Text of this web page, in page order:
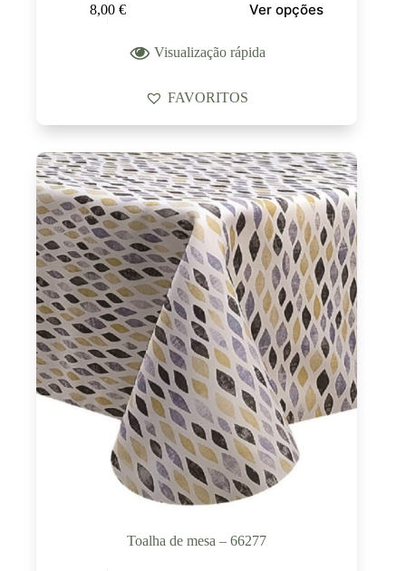
8,00 € Ver opções
Visualização rápida
FAVORITOS
Toalha de mesa – 66277